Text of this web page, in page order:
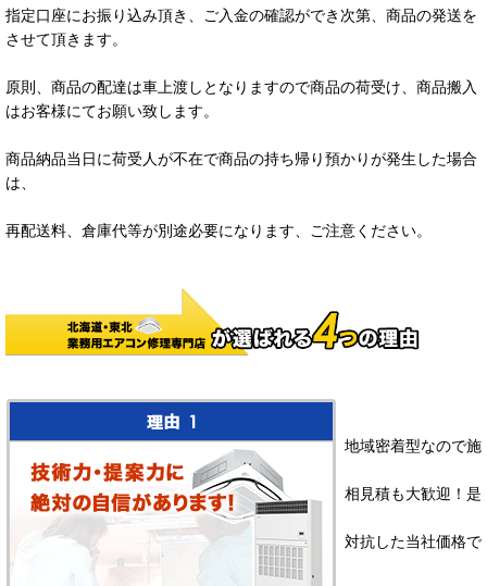
指定口座にお振り込み頂き、ご入金の確認ができ次第、商品の発送を
させて頂きます。
原則、商品の配達は車上渡しとなりますので商品の荷受け、商品搬入
はお客様にてお願い致します。
商品納品当日に荷受人が不在で商品の持ち帰り預かりが発生した場合
は、
再配送料、倉庫代等が別途必要になります、ご注意ください。
地域密着型なので
相見積も大歓迎！
対抗した当社価格